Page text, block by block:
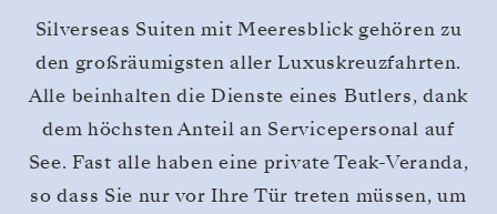
Silverseas Suiten mit Meeresblick gehören zu
den großräumigsten aller Luxuskreuzfahrten.
Alle beinhalten die Dienste eines Butlers, dank
dem höchsten Anteil an Servicepersonal auf
See. Fast alle haben eine private Teak-Veranda,
so dass Sie nur vor Ihre Tür treten müssen, um